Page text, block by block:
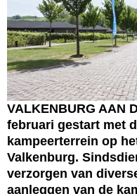
VALKENBURG AAN
februari gestart met
kampeerterrein op
Valkenburg.
verzorgen van
aanleggen van de